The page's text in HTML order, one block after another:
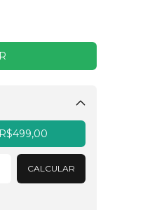
R$499,00
CALCULAR